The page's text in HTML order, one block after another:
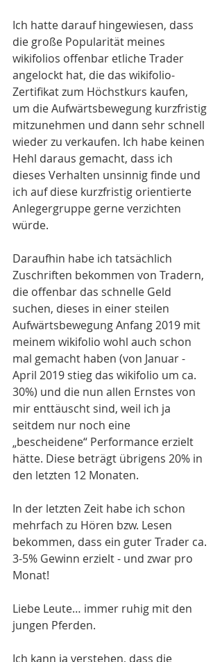
Ich hatte darauf hingewiesen, dass
die große Popularität meines
wikifolios offenbar etliche Trader
angelockt hat, die das wikifolio-
Zertifikat zum Höchstkurs kaufen,
um die Aufwärtsbewegung kurzfristig
mitzunehmen und dann sehr schnell
wieder zu verkaufen. Ich habe keinen
Hehl daraus gemacht, dass ich
dieses Verhalten unsinnig finde und
ich auf diese kurzfristig orientierte
Anlegergruppe gerne verzichten
würde.
Daraufhin habe ich tatsächlich
Zuschriften bekommen von Tradern,
die offenbar das schnelle Geld
suchen, dieses in einer steilen
Aufwärtsbewegung Anfang 2019 mit
meinem wikifolio wohl auch schon
mal gemacht haben (von Januar -
April 2019 stieg das wikifolio um ca.
30%) und die nun allen Ernstes von
mir enttäuscht sind, weil ich ja
seitdem nur noch eine
„bescheidene“ Performance erzielt
hätte. Diese beträgt übrigens 20% in
den letzten 12 Monaten.
In der letzten Zeit habe ich schon
mehrfach zu Hören bzw. Lesen
bekommen, dass ein guter Trader ca.
3-5% Gewinn erzielt - und zwar pro
Monat!
Liebe Leute… immer ruhig mit den
jungen Pferden.
Ich kann ja verstehen, dass die